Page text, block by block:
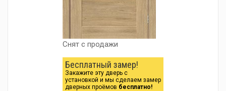
Снят с продажи
Бесплатный замер!
Закажите эту дверь с
установкой и мы сделаем замер
дверных проёмов бесплатно!